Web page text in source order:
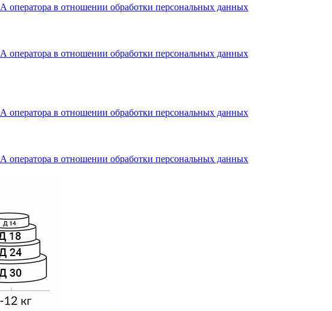
в отношении обработки персональных данных
в отношении обработки персональных данных
в отношении обработки персональных данных
в отношении обработки персональных данных